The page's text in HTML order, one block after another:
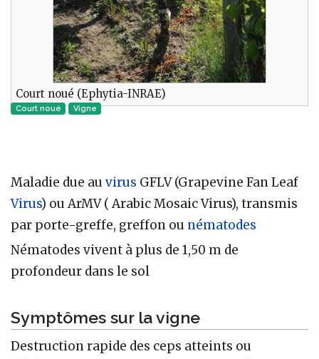
Court noué (Ephytia-INRAE)
Court noué Vigne
Maladie due au virus GFLV (Grapevine Fan Leaf
Virus) ou ArMV ( Arabic Mosaic Virus), transmis
par porte-greffe, greffon ou nématodes
Nématodes vivent à plus de 1,50 m de
profondeur dans le sol
Symptômes sur la vigne
Destruction rapide des ceps atteints ou